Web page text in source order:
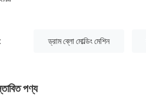
ড্রাম ব্লো মোল্ডিং মেশিন
পণ্য